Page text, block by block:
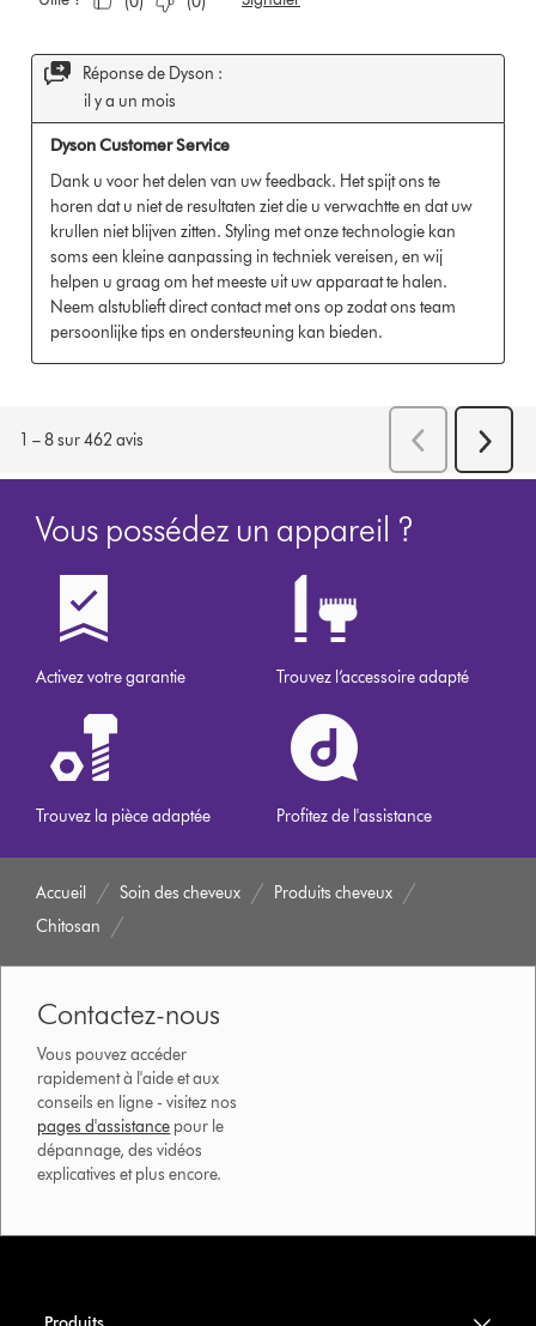
Vous possédez un appareil ?
Activez votre garantie Trouvez l’accessoire adapté
Trouvez la pièce adaptée Profitez de l'assistance
Accueil Soin des cheveux
Produits cheveux
Chitosan
Contactez-nous
Vous pouvez accéder
rapidement à l'aide et aux
conseils en ligne - visitez nos
pages d'assistance pour le
dépannage, des vidéos
explicatives et plus encore.